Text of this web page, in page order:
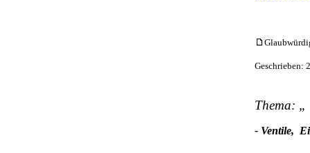
Geschrieben:
Thema: „
- Ventile,